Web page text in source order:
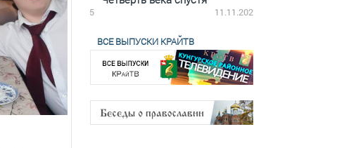
18.12.2025 11.11.2025
ВСЕ ВЫПУСКИ КРАЙТВ